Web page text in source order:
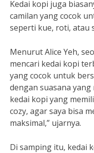
Kedai kopi juga
camilan yang cocok
seperti kue, roti, atau
Menurut Alice Yeh,
mencari kedai kopi
yang cocok untuk
dengan suasana yang
kedai kopi yang
cozy, agar saya bisa
maksimal,” ujarnya.
Di samping itu, kedai